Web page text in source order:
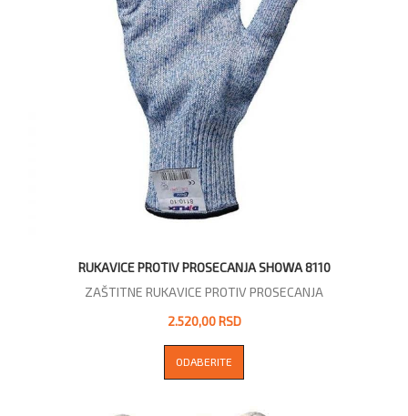
RUKAVICE PROTIV PROSECANJA SHOWA 8110
ZAŠTITNE RUKAVICE PROTIV PROSECANJA
2.520,00 RSD
ODABERITE